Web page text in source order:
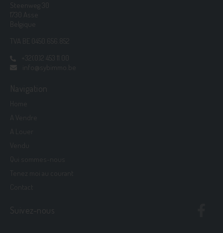
Steenweg 30
1730 Asse
Belgique
TVA BE 0450.656.852
+32(0)2 453 11 00
info@sybimmo.be
Navigation
Suivez-nous